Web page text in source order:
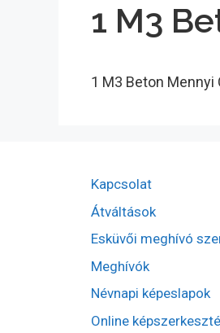
1 M3
1 M3 Beton Mennyi
Kapcsolat
Átváltások
Esküvői meghívó
Meghívók
Névnapi képeslapok
Online